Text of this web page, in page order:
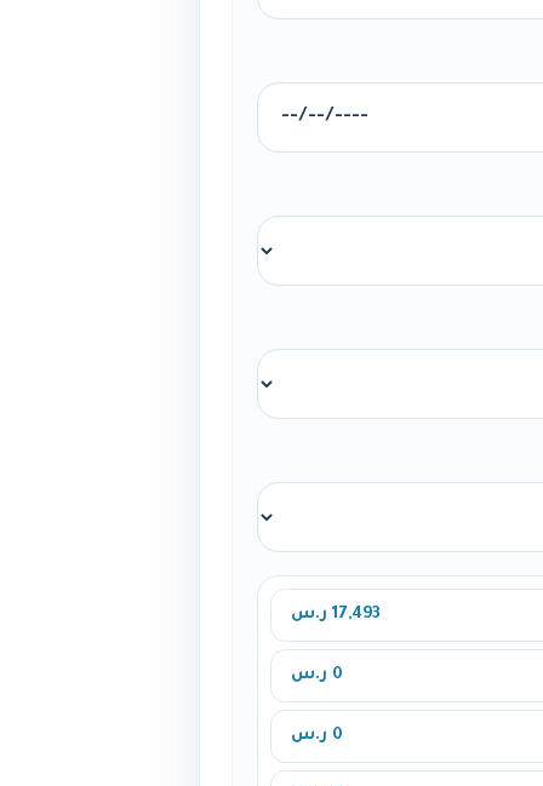
17,493 ر.س
0 ر.س
0 ر.س